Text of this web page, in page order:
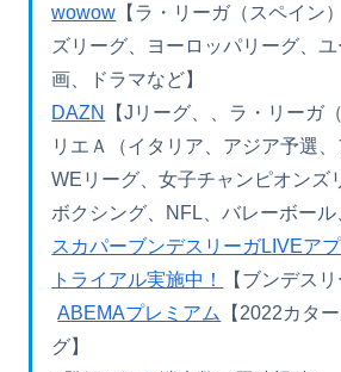
wowow 【ラ・リーガ（スペイン
ズリーグ、ヨーロッパリーグ、
画、ドラマなど】
DAZN
【Jリーグ、、ラ・リーガ
リエＡ（イタリア、アジア予選、
WEリーグ、女子チャンピオンズ
ボクシング、NFL、バレーボール
スカパーブンデスリーガLIVEア
トライアル実施中！
【ブンデスリ
ABEMAプレミアム
【2022カタ
グ】